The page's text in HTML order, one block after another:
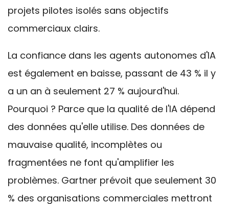
projets pilotes isolés sans objectifs
commerciaux clairs.
La confiance dans les agents autonomes d'IA
est également en baisse, passant de 43 % il y
a un an à seulement 27 % aujourd'hui.
Pourquoi ? Parce que la qualité de l'IA dépend
des données qu'elle utilise. Des données de
mauvaise qualité, incomplètes ou
fragmentées ne font qu'amplifier les
problèmes. Gartner prévoit que seulement 30
% des organisations commerciales mettront
Keep updated on
thoughts, facts and
knowledge!